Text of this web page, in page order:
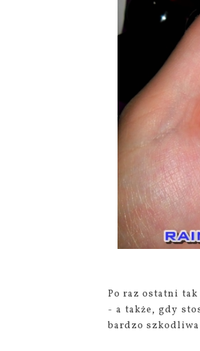
Po raz ostatni tak
- a także, gdy
bardzo szkodliwa